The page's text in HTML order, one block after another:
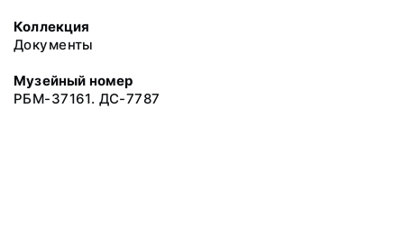
Коллекция
Документы
Музейный номер
РБМ-37161. ДС-7787